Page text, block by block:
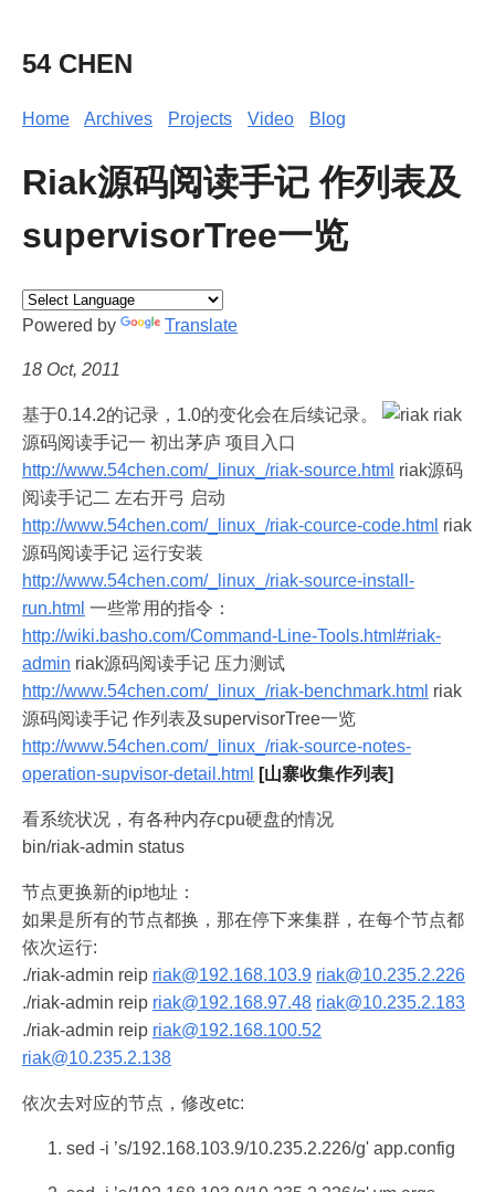
54 CHEN
Home Archives Projects Video Blog
Riak源码阅读手记 作列表及
supervisorTree一览
Powered by Translate
18 Oct, 2011
基于0.14.2的记录，1.0的变化会在后续记录。
riak
源码阅读手记一 初出茅庐 项目入口
http://www.54chen.com/_linux_/riak-source.html riak源码
阅读手记二 左右开弓 启动
http://www.54chen.com/_linux_/riak-cource-code.html riak
源码阅读手记 运行安装
http://www.54chen.com/_linux_/riak-source-install-
run.html 一些常用的指令：
http://wiki.basho.com/Command-Line-Tools.html#riak-
admin riak源码阅读手记 压力测试
http://www.54chen.com/_linux_/riak-benchmark.html riak
源码阅读手记 作列表及supervisorTree一览
http://www.54chen.com/_linux_/riak-source-notes-
operation-supvisor-detail.html
[山寨收集作列表]
看系统状况，有各种内存cpu硬盘的情况
bin/riak-admin status
节点更换新的ip地址：
如果是所有的节点都换，那在停下来集群，在每个节点都
依次运行:
./riak-admin reip riak@192.168.103.9 riak@10.235.2.226
./riak-admin reip riak@192.168.97.48 riak@10.235.2.183
./riak-admin reip riak@192.168.100.52
riak@10.235.2.138
依次去对应的节点，修改etc:
sed -i ’s/192.168.103.9/10.235.2.226/g' app.config